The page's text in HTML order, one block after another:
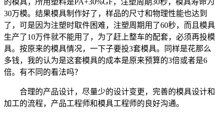
的模具，所用塑料是PA+30%GF，注塑周期30秒，模具寿命为
30万模。结果模具制作好了，样品的尺寸和物理性能也达到
了，可是因为注塑时取件困难，注塑周期用了60秒，而且模具
生产了10万件就不能用了，为了赶上整车的配套，必须再投模
具。按原来的模具情况，一下子要投3套模具。同样是花那么
多钱，我的认为是这套模具的成本是原来预算的3倍或者是6
倍。有不同的看法吗？
合理的产品设计，尽量少的设计变更，完善的模具设计和
加工的流程，产品工程师和模具工程师的良好沟通。